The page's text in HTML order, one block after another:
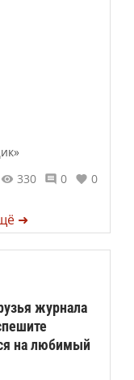
330
0 0
➜
журнала
на любимый